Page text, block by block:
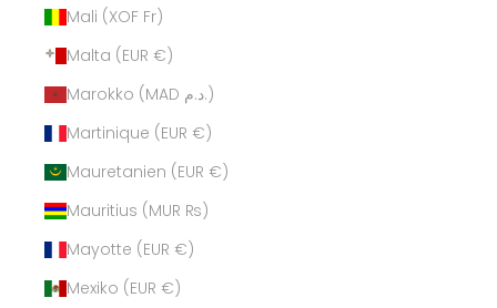
Mali (XOF Fr)
Malta (EUR €)
Marokko (MAD د.م.)
Martinique (EUR €)
Mauretanien (EUR €)
Mauritius (MUR ₨)
Mayotte (EUR €)
Mexiko (EUR €)